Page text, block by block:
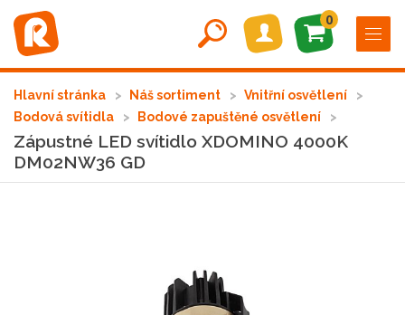
0
Hlavní stránka Náš sortiment
Vnitřní osvětlení
Bodová svítidla
Bodové zapuštěné osvětlení
Zápustné LED svítidlo XDOMINO 4000K
DM02NW36 GD